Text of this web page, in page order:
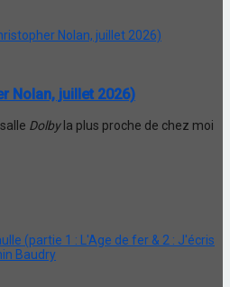
Nolan, juillet 2026)
Nolan, juillet 2026)
Dolbyla plus proche de chez moi
(partie 1 : L'Age de fer & 2 : J'écris
Baudry